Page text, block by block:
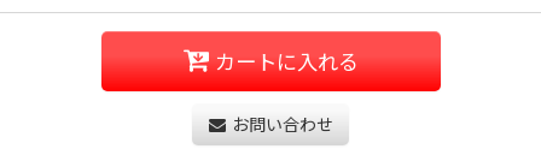
カートに入れる
お問い合わせ